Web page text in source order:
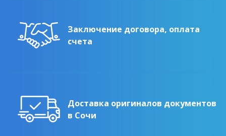
Заключение договора, оплата
счета
Доставка оригиналов документов
в Сочи